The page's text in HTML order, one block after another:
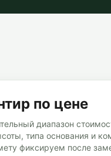
по цене
диапазон
типа основания и
фиксируем после